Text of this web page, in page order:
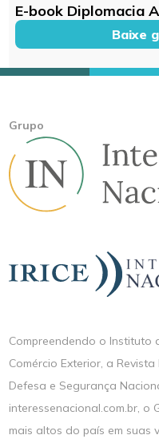
E-book Diplomacia
Baixe
Grupo
Compreendendo o Instituto
Comércio Exterior, a
Defesa e Segurança
interessenacional.com.br, o
mais altos do país em suas